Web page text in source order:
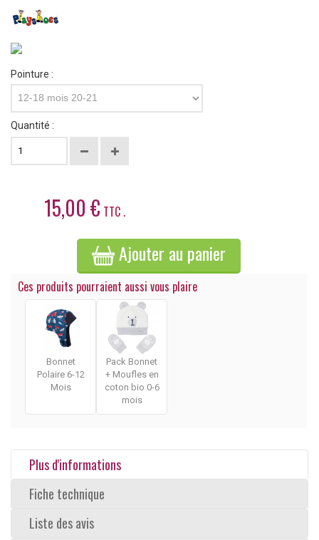
Pointure :
12-18 mois 20-21
Quantité :
15,00 € TTC .
Ajouter au panier
Ces produits pourraient aussi vous plaire
Bonnet
Polaire 6-12
Mois
Pack Bonnet
+ Moufles en
coton bio 0-6
mois
Plus d'informations
Fiche technique
Liste des avis